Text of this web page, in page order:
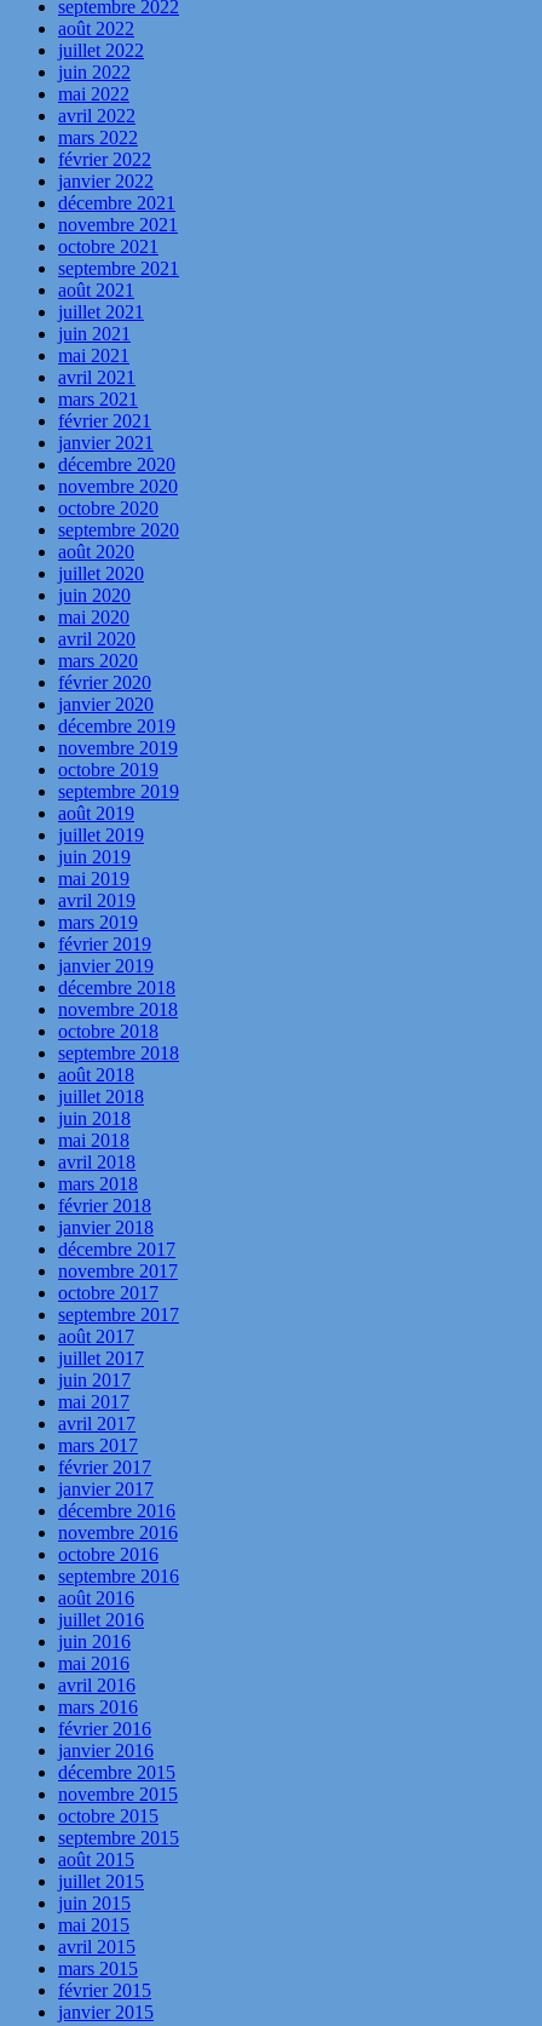
septembre 2022
août 2022
juillet 2022
juin 2022
mai 2022
avril 2022
mars 2022
février 2022
janvier 2022
décembre 2021
novembre 2021
octobre 2021
septembre 2021
août 2021
juillet 2021
juin 2021
mai 2021
avril 2021
mars 2021
février 2021
janvier 2021
décembre 2020
novembre 2020
octobre 2020
septembre 2020
août 2020
juillet 2020
juin 2020
mai 2020
avril 2020
mars 2020
février 2020
janvier 2020
décembre 2019
novembre 2019
octobre 2019
septembre 2019
août 2019
juillet 2019
juin 2019
mai 2019
avril 2019
mars 2019
février 2019
janvier 2019
décembre 2018
novembre 2018
octobre 2018
septembre 2018
août 2018
juillet 2018
juin 2018
mai 2018
avril 2018
mars 2018
février 2018
janvier 2018
décembre 2017
novembre 2017
octobre 2017
septembre 2017
août 2017
juillet 2017
juin 2017
mai 2017
avril 2017
mars 2017
février 2017
janvier 2017
décembre 2016
novembre 2016
octobre 2016
septembre 2016
août 2016
juillet 2016
juin 2016
mai 2016
avril 2016
mars 2016
février 2016
janvier 2016
décembre 2015
novembre 2015
octobre 2015
septembre 2015
août 2015
juillet 2015
juin 2015
mai 2015
avril 2015
mars 2015
février 2015
janvier 2015